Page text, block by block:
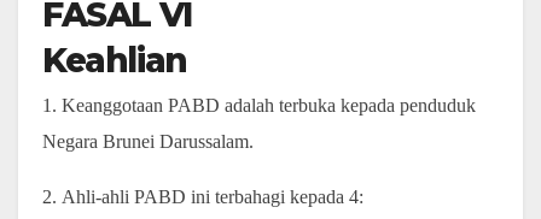
FASAL VI
Keahlian
1. Keanggotaan PABD adalah terbuka kepada penduduk
Negara Brunei Darussalam.
2. Ahli-ahli PABD ini terbahagi kepada 4: